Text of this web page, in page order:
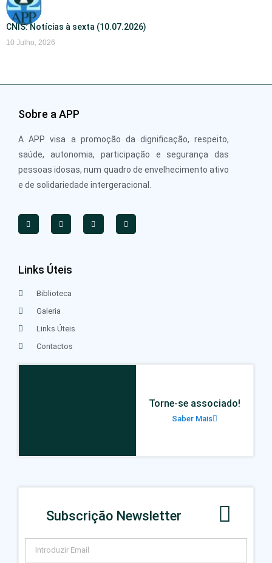
CNIS: Notícias à sexta (10.07.2026)
10 Julho, 2026
Sobre a APP
A APP visa a promoção da dignificação, respeito,
saúde, autonomia, participação e segurança das
pessoas idosas, num quadro de envelhecimento ativo
e de solidariedade intergeracional.
Links Úteis
Biblioteca
Galeria
Links Úteis
Contactos
Torne-se associado!
Saber Mais
Subscrição Newsletter